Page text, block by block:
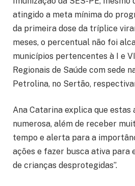
atingido a meta mínima do
da primeira dose da tríplice
meses, o percentual não foi
municípios pertencentes à I e
Regionais de Saúde com sede
Petrolina, no Sertão,
Ana Catarina explica que estas
numerosa, além de receber
tempo e alerta para a
ações e fazer busca ativa para
de crianças desprotegidas”.